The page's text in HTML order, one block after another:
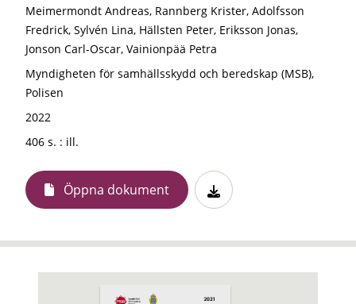
Meimermondt Andreas, Rannberg Krister, Adolfsson
Fredrick, Sylvén Lina, Hällsten Peter, Eriksson Jonas,
Jonson Carl-Oscar, Vainionpää Petra
Myndigheten för samhällsskydd och beredskap (MSB),
Polisen
2022
406 s. : ill.
Öppna dokument